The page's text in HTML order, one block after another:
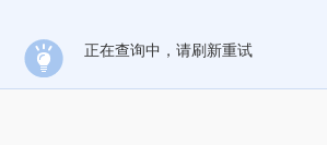
正在查询中，请刷新重试